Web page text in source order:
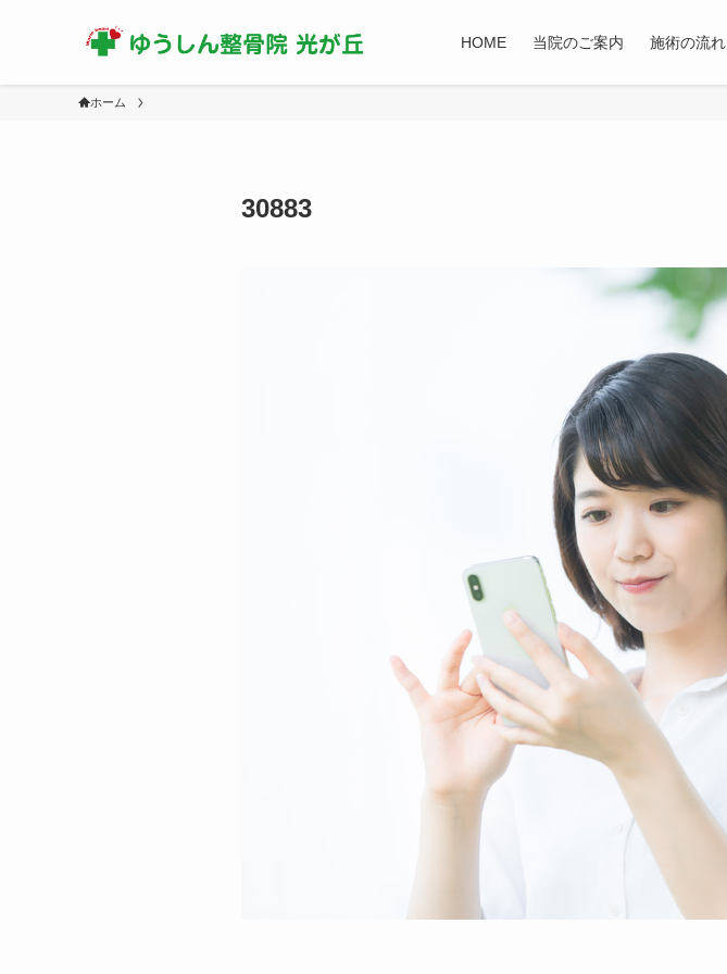
HOME 当院のご案内 施術の流れ
ホーム
30883